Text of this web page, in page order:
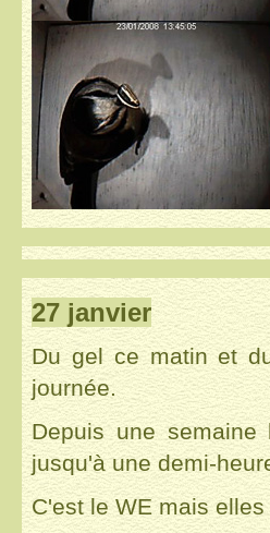
27 janvier
Du gel ce matin et
journée.
Depuis une
jusqu'à une demi-
C'est le WE mais